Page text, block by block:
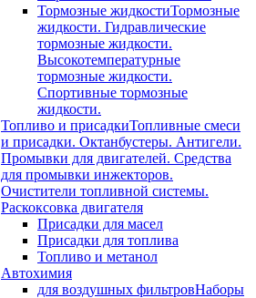
Тормозные жидкостиТормозные
жидкости. Гидравлические
тормозные жидкости.
Высокотемпературные
тормозные жидкости.
Спортивные тормозные
жидкости.
Топливо и присадкиТопливные смеси
и присадки. Октанбустеры. Антигели.
Промывки для двигателей. Средства
для промывки инжекторов.
Очистители топливной системы.
Раскоксовка двигателя
Присадки для масел
Присадки для топлива
Топливо и метанол
Автохимия
для воздушных фильтровНаборы